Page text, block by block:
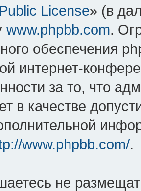
License» (в
www.phpbb.com.
обеспечения
интернет-
за то, что
в качестве
www.phpbb.com/.
не